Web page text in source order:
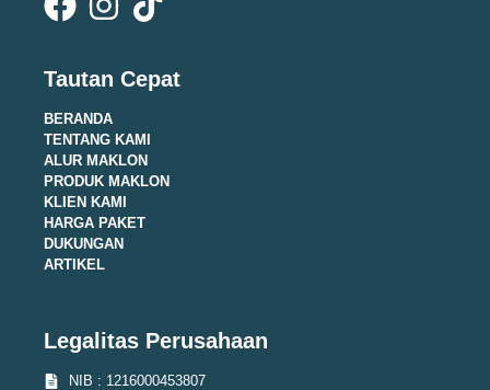
Tautan Cepat
BERANDA
TENTANG KAMI
ALUR MAKLON
PRODUK MAKLON
KLIEN KAMI
HARGA PAKET
DUKUNGAN
ARTIKEL
Legalitas Perusahaan
NIB : 1216000453807